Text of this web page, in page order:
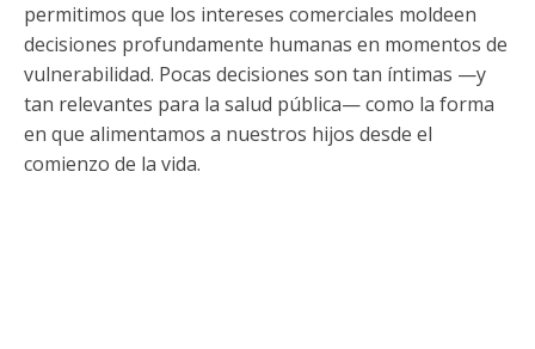
permitimos que los intereses comerciales moldeen
decisiones profundamente humanas en momentos de
vulnerabilidad. Pocas decisiones son tan íntimas —y
tan relevantes para la salud pública— como la forma
en que alimentamos a nuestros hijos desde el
comienzo de la vida.